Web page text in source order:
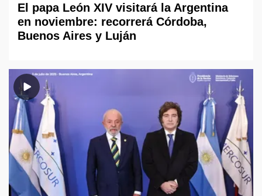
El papa León XIV visitará la Argentina
en noviembre: recorrerá Córdoba,
Buenos Aires y Luján